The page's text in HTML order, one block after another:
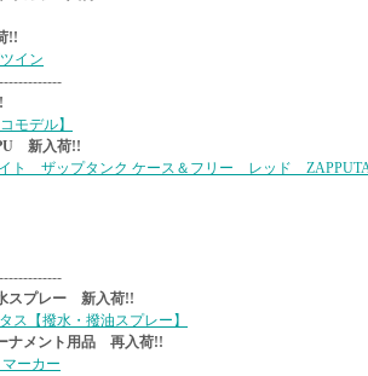
!!
イン
モデル】
新入荷!!
イト ザップタンク ケース＆フリー レッド
スプレー 新入荷!!
ス【撥水・撥油スプレー】
ナメント用品 再入荷!!
ーカー